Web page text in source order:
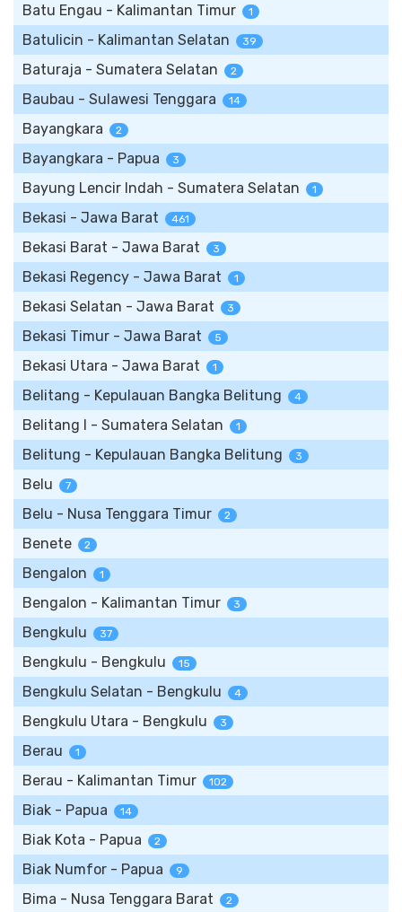
Batu Engau - Kalimantan Timur 1
Batulicin - Kalimantan Selatan 39
Baturaja - Sumatera Selatan 2
Baubau - Sulawesi Tenggara 14
Bayangkara 2
Bayangkara - Papua 3
Bayung Lencir Indah - Sumatera Selatan 1
Bekasi - Jawa Barat 461
Bekasi Barat - Jawa Barat 3
Bekasi Regency - Jawa Barat 1
Bekasi Selatan - Jawa Barat 3
Bekasi Timur - Jawa Barat 5
Bekasi Utara - Jawa Barat 1
Belitang - Kepulauan Bangka Belitung 4
Belitang I - Sumatera Selatan 1
Belitung - Kepulauan Bangka Belitung 3
Belu 7
Belu - Nusa Tenggara Timur 2
Benete 2
Bengalon 1
Bengalon - Kalimantan Timur 3
Bengkulu 37
Bengkulu - Bengkulu 15
Bengkulu Selatan - Bengkulu 4
Bengkulu Utara - Bengkulu 3
Berau 1
Berau - Kalimantan Timur 102
Biak - Papua 14
Biak Kota - Papua 2
Biak Numfor - Papua 9
Bima - Nusa Tenggara Barat 2